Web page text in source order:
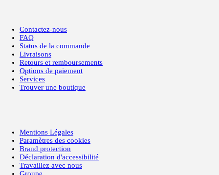
Contactez-nous
FAQ
Status de la commande
Livraisons
Retours et remboursements
Options de paiement
Services
Trouver une boutique
Mentions Légales
Paramètres des cookies
Brand protection
Déclaration d'accessibilité
Travaillez avec nous
Groupe